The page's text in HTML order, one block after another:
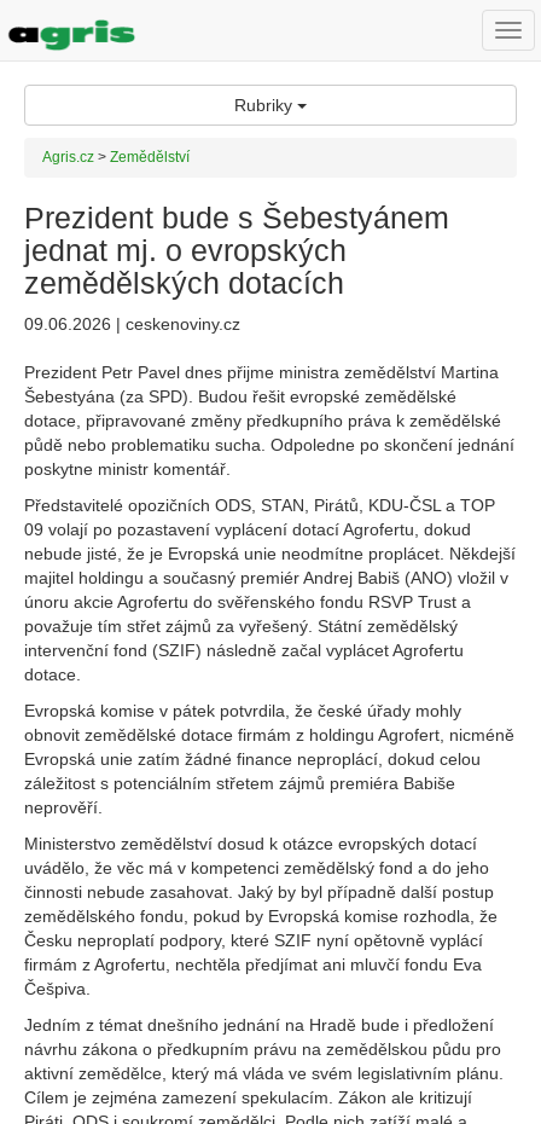
Rubriky
Agris.cz > Zemědělství
Prezident bude s Šebestyánem
jednat mj. o evropských
zemědělských dotacích
09.06.2026 | ceskenoviny.cz
Prezident Petr Pavel dnes přijme ministra zemědělství Martina
Šebestyána (za SPD). Budou řešit evropské zemědělské
dotace, připravované změny předkupního práva k zemědělské
půdě nebo problematiku sucha. Odpoledne po skončení jednání
poskytne ministr komentář.
Představitelé opozičních ODS, STAN, Pirátů, KDU-ČSL a TOP
09 volají po pozastavení vyplácení dotací Agrofertu, dokud
nebude jisté, že je Evropská unie neodmítne proplácet. Někdejší
majitel holdingu a současný premiér Andrej Babiš (ANO) vložil v
únoru akcie Agrofertu do svěřenského fondu RSVP Trust a
považuje tím střet zájmů za vyřešený. Státní zemědělský
intervenční fond (SZIF) následně začal vyplácet Agrofertu
dotace.
Evropská komise v pátek potvrdila, že české úřady mohly
obnovit zemědělské dotace firmám z holdingu Agrofert, nicméně
Evropská unie zatím žádné finance neproplácí, dokud celou
záležitost s potenciálním střetem zájmů premiéra Babiše
neprověří.
Ministerstvo zemědělství dosud k otázce evropských dotací
uvádělo, že věc má v kompetenci zemědělský fond a do jeho
činnosti nebude zasahovat. Jaký by byl případně další postup
zemědělského fondu, pokud by Evropská komise rozhodla, že
Česku neproplatí podpory, které SZIF nyní opětovně vyplácí
firmám z Agrofertu, nechtěla předjímat ani mluvčí fondu Eva
Češpiva.
Jedním z témat dnešního jednání na Hradě bude i předložení
návrhu zákona o předkupním právu na zemědělskou půdu pro
aktivní zemědělce, který má vláda ve svém legislativním plánu.
Cílem je zejména zamezení spekulacím. Zákon ale kritizují